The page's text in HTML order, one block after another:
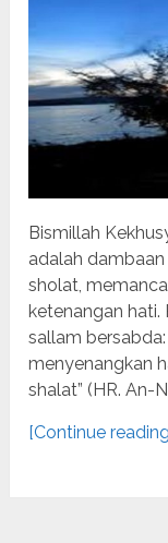
Bismillah
adalah dambaan
sholat,
ketenangan hati.
sallam
menyenangkan
shalat” (HR. An-
[Continue